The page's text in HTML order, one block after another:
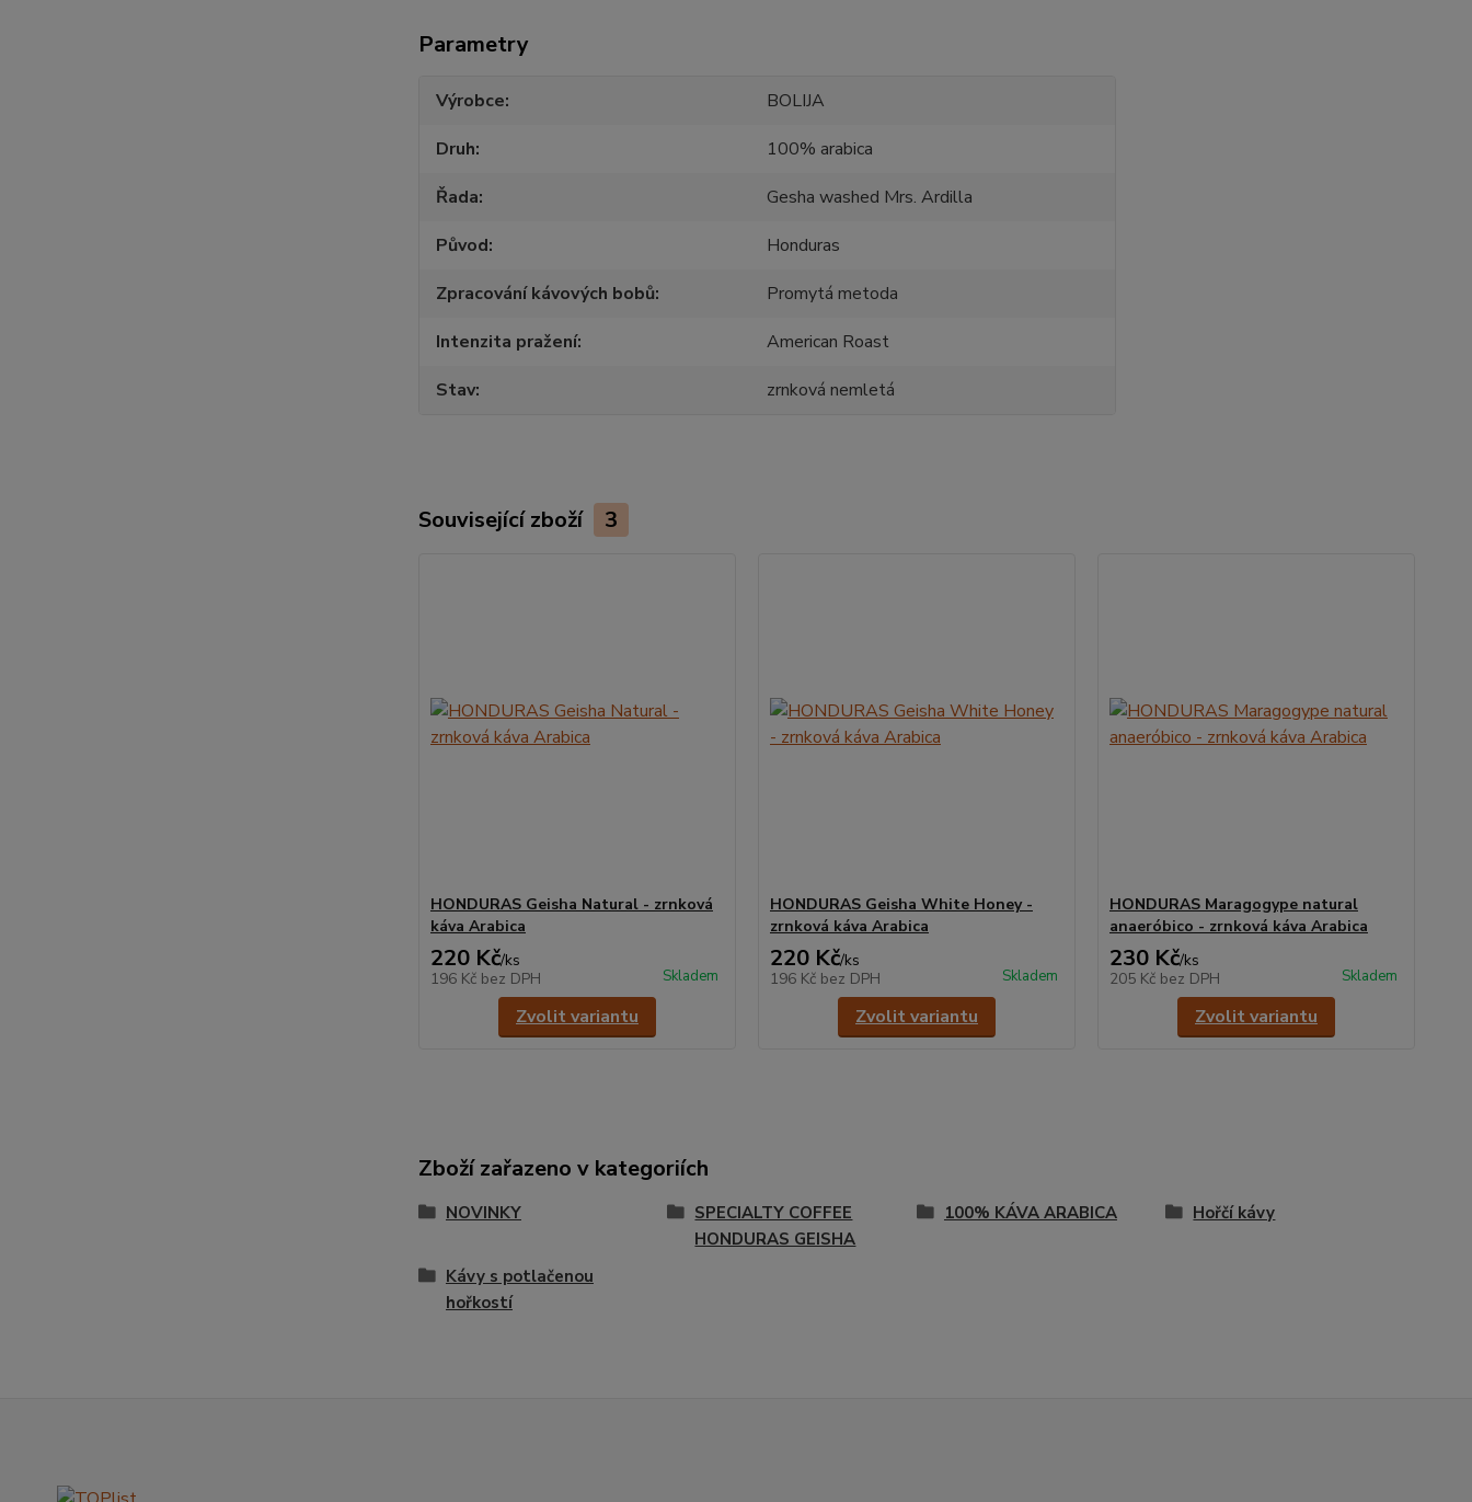
Parametry
Výrobce
BOLIJA
Druh
100% arabica
Řada
Gesha washed Mrs. Ardilla
Původ
Honduras
Zpracování kávových bobů
Promytá metoda
Intenzita pražení
American Roast
Stav
zrnková nemletá
Související zboží 3
HONDURAS Geisha Natural - zrnková
káva Arabica
220 Kč/ks
196 Kč bez DPH Skladem
Zvolit variantu
HONDURAS Geisha White Honey -
zrnková káva Arabica
220 Kč/ks
196 Kč bez DPH Skladem
Zvolit variantu
HONDURAS Maragogype natural
anaeróbico - zrnková káva Arabica
230 Kč/ks
205 Kč bez DPH Skladem
Zvolit variantu
Zboží zařazeno v kategoriích
NOVINKY
SPECIALTY COFFEE
HONDURAS GEISHA
100% KÁVA ARABICA Hořčí kávy
Kávy s potlačenou
hořkostí